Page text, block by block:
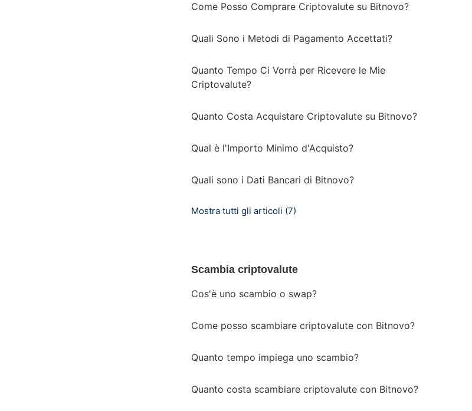
Come Posso Comprare Criptovalute su Bitnovo?
Quali Sono i Metodi di Pagamento Accettati?
Quanto Tempo Ci Vorrà per Ricevere le Mie
Criptovalute?
Quanto Costa Acquistare Criptovalute su Bitnovo?
Qual è l'Importo Minimo d'Acquisto?
Quali sono i Dati Bancari di Bitnovo?
Mostra tutti gli articoli (7)
Scambia criptovalute
Cos'è uno scambio o swap?
Come posso scambiare criptovalute con Bitnovo?
Quanto tempo impiega uno scambio?
Quanto costa scambiare criptovalute con Bitnovo?